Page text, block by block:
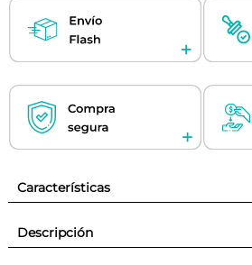
Características
Descripción